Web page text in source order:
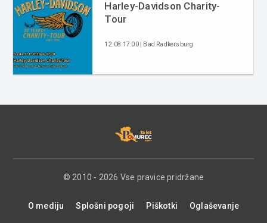
Harley-Davidson Charity-
Tour
12.08 17:00 | Bad Radkersburg
© 2010 - 2026 Vse pravice pridržane
O mediju Splošni pogoji Piškotki Oglaševanje